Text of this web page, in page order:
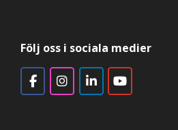
Följ oss i sociala medier